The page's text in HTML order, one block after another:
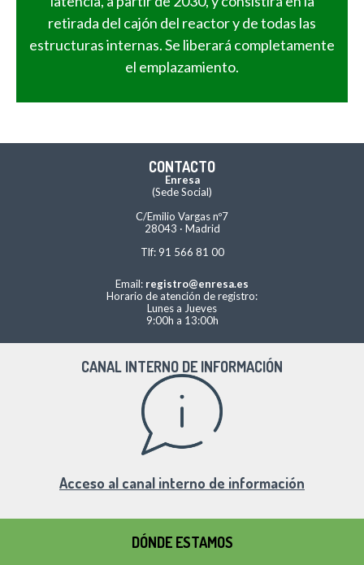
retirada del cajón del reactor y de todas las
estructuras internas. Se liberará completamente
el emplazamiento.
CONTACTO
Enresa
(Sede Social)
C/Emilio Vargas nº7
28043 · Madrid
Tlf: 91 566 81 00
Email: registro@enresa.es
Horario de atención de registro:
Lunes a Jueves
9:00h a 13:00h
CANAL INTERNO DE INFORMACIÓN
Acceso al canal interno de información
DÓNDE ESTAMOS